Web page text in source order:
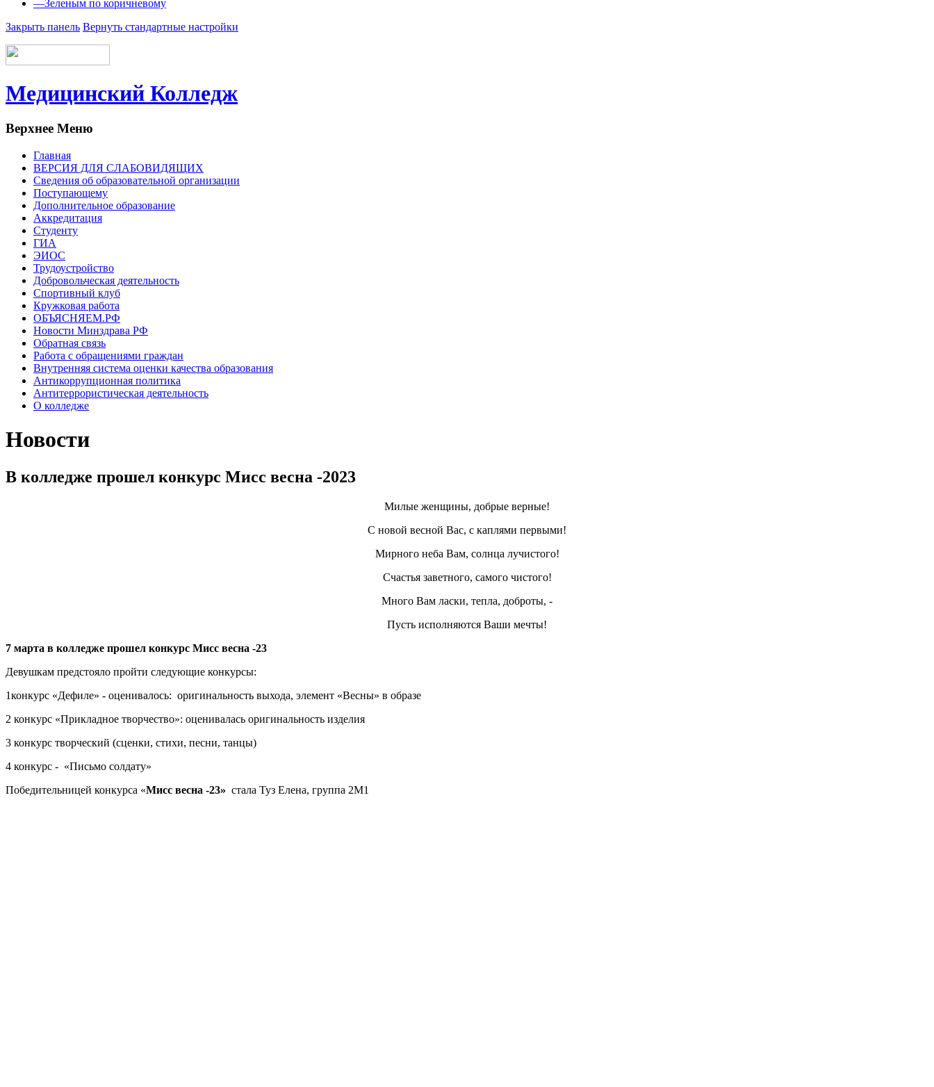
—Зеленым по коричневому
Закрыть панель Вернуть стандартные настройки
Медицинский Колледж
Верхнее Меню
Главная
ВЕРСИЯ ДЛЯ СЛАБОВИДЯЩИХ
Сведения об образовательной организации
Поступающему
Дополнительное образование
Аккредитация
Студенту
ГИА
ЭИОС
Трудоустройство
Добровольческая деятельность
Спортивный клуб
Кружковая работа
ОБЪЯСНЯЕМ.РФ
Новости Минздрава РФ
Обратная связь
Работа с обращениями граждан
Внутренняя система оценки качества образования
Антикоррупционная политика
Антитеррористическая деятельность
О колледже
Новости
В колледже прошел конкурс Мисс весна -2023
Милые женщины, добрые верные!
С новой весной Вас, с каплями первыми!
Мирного неба Вам, солнца лучистого!
Счастья заветного, самого чистого!
Много Вам ласки, тепла, доброты, -
Пусть исполняются Ваши мечты!
7 марта в колледже прошел конкурс Мисс весна -23
Девушкам предстояло пройти следующие конкурсы:
1конкурс «Дефиле» - оценивалось: оригинальность выхода, элемент «Весны» в образе
2 конкурс «Прикладное творчество»: оценивалась оригинальность изделия
3 конкурс творческий (сценки, стихи, песни, танцы)
4 конкурс - «Письмо солдату»
Победительницей конкурса «Мисс весна -23» стала Туз Елена, группа 2М1